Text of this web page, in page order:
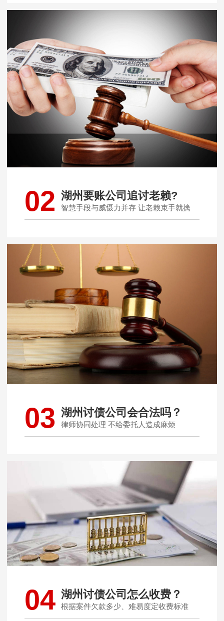
02 湖州要账公司追讨老赖?
智慧手段与威慑力并存 让老赖束手就擒
03 湖州讨债公司会合法吗？
律师协同处理 不给委托人造成麻烦
04 湖州讨债公司怎么收费？
根据案件欠款多少、难易度定收费标准